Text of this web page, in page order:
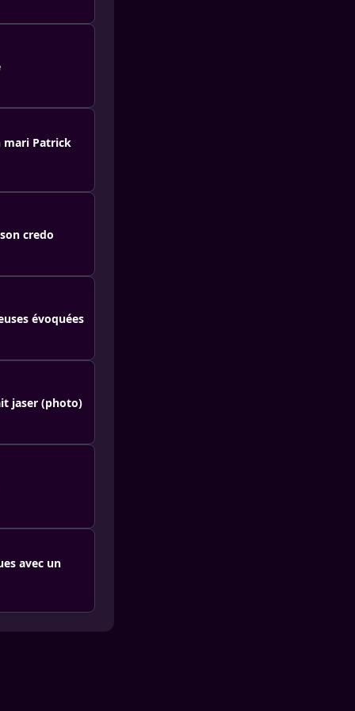
mari Patrick
credo
évoquées
jaser (photo)
avec un